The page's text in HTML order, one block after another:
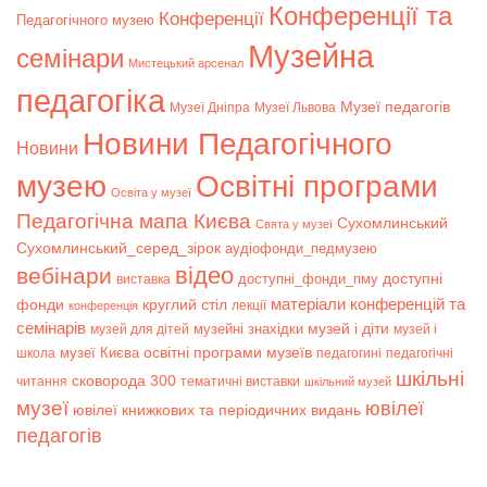
Педагогічного музею Конференції Конференції та
семінари Мистецький арсенал Музейна
педагогіка Музеї Дніпра Музеї Львова Музеї педагогів
Новини Новини Педагогічного
музею Освіта у музеї Освітні програми
Педагогічна мапа Києва Свята у музеї Сухомлинський
Сухомлинський_серед_зірок аудіофонди_педмузею
вебінари виставка відео доступні_фонди_пму доступні
фонди конференція круглий стіл лекції матеріали конференцій та
семінарів музей для дітей музейні знахідки музей і діти музей і
школа музеї Києва освітні програми музеїв педагогині педагогічні
читання сковорода 300 тематичні виставки шкільний музей шкільні
музеї ювілеї книжкових та періодичних видань ювілеї
педагогів